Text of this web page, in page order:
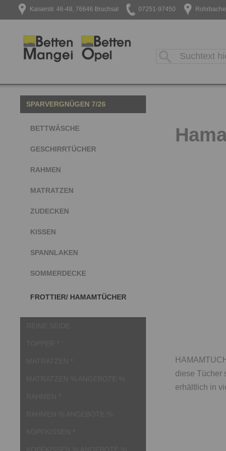
Kaiserstr. 46-48, 76646 Bruchsal 07251-97450
SPARVERGNÜGEN 7/26
BETTWÄSCHE
GESCHIRRTÜCHER
RAHMEN
MATRATZEN
ZUDECKEN
KISSEN
SPANNLAKEN
SOMMERDECKE
FROTTIER/ HAMAMTÜCHER
diese Tücher
erhältlich in